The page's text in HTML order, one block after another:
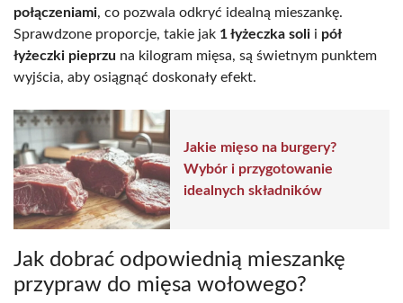
połączeniami, co pozwala odkryć idealną mieszankę.
Sprawdzone proporcje, takie jak 1 łyżeczka soli i pół
łyżeczki pieprzu na kilogram mięsa, są świetnym punktem
wyjścia, aby osiągnąć doskonały efekt.
Jakie mięso na burgery?
Wybór i przygotowanie
idealnych składników
Jak dobrać odpowiednią mieszankę
przypraw do mięsa wołowego?